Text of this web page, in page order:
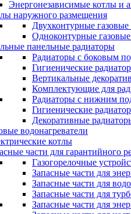
Энергонезависимые котлы и
наружного размещения
Двухконтурные
Одноконтурные
панельные радиаторы
Радиаторы c боковым
Гигиенические
Вертикальные
Комплектующие для
Радиаторы c нижним
Гигиенические
Декоративные
водонагреватели
котлы
части для гарантийного
Газогорелочные
Запасные части для
Запасные части для
Запасные части для
Запасные части для